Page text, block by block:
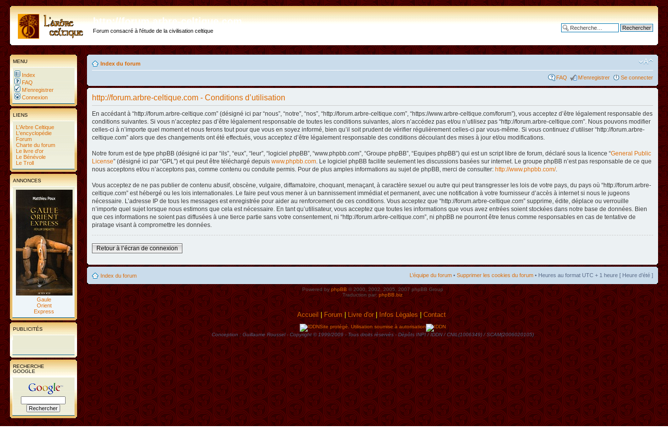
http://forum.arbre-celtique.com
Forum consacré à l'étude de la civilisation celtique
MENU
Index
FAQ
M’enregistrer
Connexion
LIENS
L'Arbre Celtique
L'encyclopédie
Forum
Charte du forum
Le livre d'or
Le Bénévole
Le Troll
ANNONCES
Gaule
Orient
Express
PUBLICITÉS
RECHERCHE
GOOGLE
Index du forum
FAQ M’enregistrer Se connecter
http://forum.arbre-celtique.com - Conditions d’utilisation
En accédant à “http://forum.arbre-celtique.com” (désigné ici par “nous”, “notre”, “nos”, “http://forum.arbre-celtique.com”, “https://www.arbre-celtique.com/forum”), vous acceptez d’être légalement responsable des
conditions suivantes. Si vous n’acceptez pas d’être légalement responsable de toutes les conditions suivantes, alors n’accédez pas et/ou n’utilisez pas “http://forum.arbre-celtique.com”. Nous pouvons modifier
celles-ci à n’importe quel moment et nous ferons tout pour que vous en soyez informé, bien qu’il soit prudent de vérifier régulièrement celles-ci par vous-même. Si vous continuez d’utiliser “http://forum.arbre-
celtique.com” alors que des changements ont été effectués, vous acceptez d’être légalement responsable des conditions découlant des mises à jour et/ou modifications.
Notre forum est de type phpBB (désigné ici par “ils”, “eux”, “leur”, “logiciel phpBB”, “www.phpbb.com”, “Groupe phpBB”, “Equipes phpBB”) qui est un script libre de forum, déclaré sous la licence “General Public
License” (désigné ici par “GPL”) et qui peut être téléchargé depuis www.phpbb.com . Le logiciel phpBB facilite seulement les discussions basées sur internet. Le groupe phpBB n’est pas responsable de ce que
nous acceptons et/ou n’acceptons pas, comme contenu ou conduite permis. Pour de plus amples informations au sujet de phpBB, merci de consulter: http://www.phpbb.com/.
Vous acceptez de ne pas publier de contenu abusif, obscène, vulgaire, diffamatoire, choquant, menaçant, à caractère sexuel ou autre qui peut transgresser les lois de votre pays, du pays où “http://forum.arbre-
celtique.com” est hébergé ou les lois internationales. Le faire peut vous mener à un bannissement immédiat et permanent, avec une notification à votre fournisseur d’accès à internet si nous le jugeons
nécessaire. L’adresse IP de tous les messages est enregistrée pour aider au renforcement de ces conditions. Vous acceptez que “http://forum.arbre-celtique.com” supprime, édite, déplace ou verrouille
n’importe quel sujet lorsque nous estimons que cela est nécessaire. En tant qu’utilisateur, vous acceptez que toutes les informations que vous avez entrées soient stockées dans notre base de données. Bien
que ces informations ne soient pas diffusées à une tierce partie sans votre consentement, ni “http://forum.arbre-celtique.com”, ni phpBB ne pourront être tenus comme responsables en cas de tentative de
piratage visant à compromettre les données.
Retour à l’écran de connexion
Index du forum L’équipe du forum • Supprimer les cookies du forum • Heures au format UTC + 1 heure [ Heure d’été ]
Powered byphpBB© 2000, 2002, 2005, 2007 phpBB Group
Traduction par:phpBB.biz
Accueil|Forum|Livre d'or|Infos Lègales|Contact
Site protégé. Utilisation soumise à autorisation
Conception : Guillaume Roussel - Copyright © 1999/2009 - Tous droits rèservès - Dèpôts INPI / IDDN / CNIL(1006349) / SCAM(2006020105)